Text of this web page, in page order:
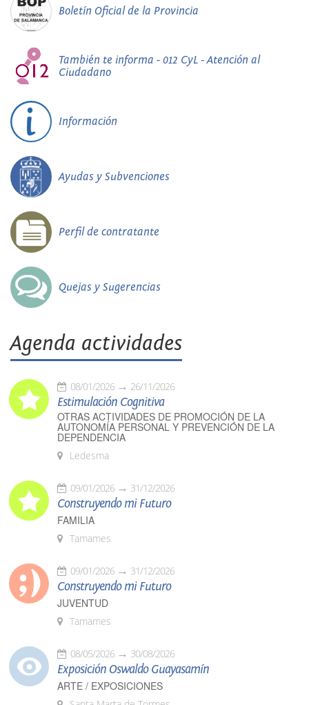
Boletín Oficial de la Provincia
También te informa - 012 CyL - Atención al
Ciudadano
Información
Ayudas y Subvenciones
Perfil de contratante
Quejas y Sugerencias
Agenda actividades
08/01/2026 26/11/2026
Estimulación Cognitiva
OTRAS ACTIVIDADES DE PROMOCIÓN DE LA
AUTONOMÍA PERSONAL Y PREVENCIÓN DE LA
DEPENDENCIA
Ledesma
09/01/2026 31/12/2026
Construyendo mi Futuro
FAMILIA
Tamames
09/01/2026 31/12/2026
Construyendo mi Futuro
JUVENTUD
Tamames
08/05/2026 30/08/2026
Exposición Oswaldo Guayasamín
ARTE / EXPOSICIONES